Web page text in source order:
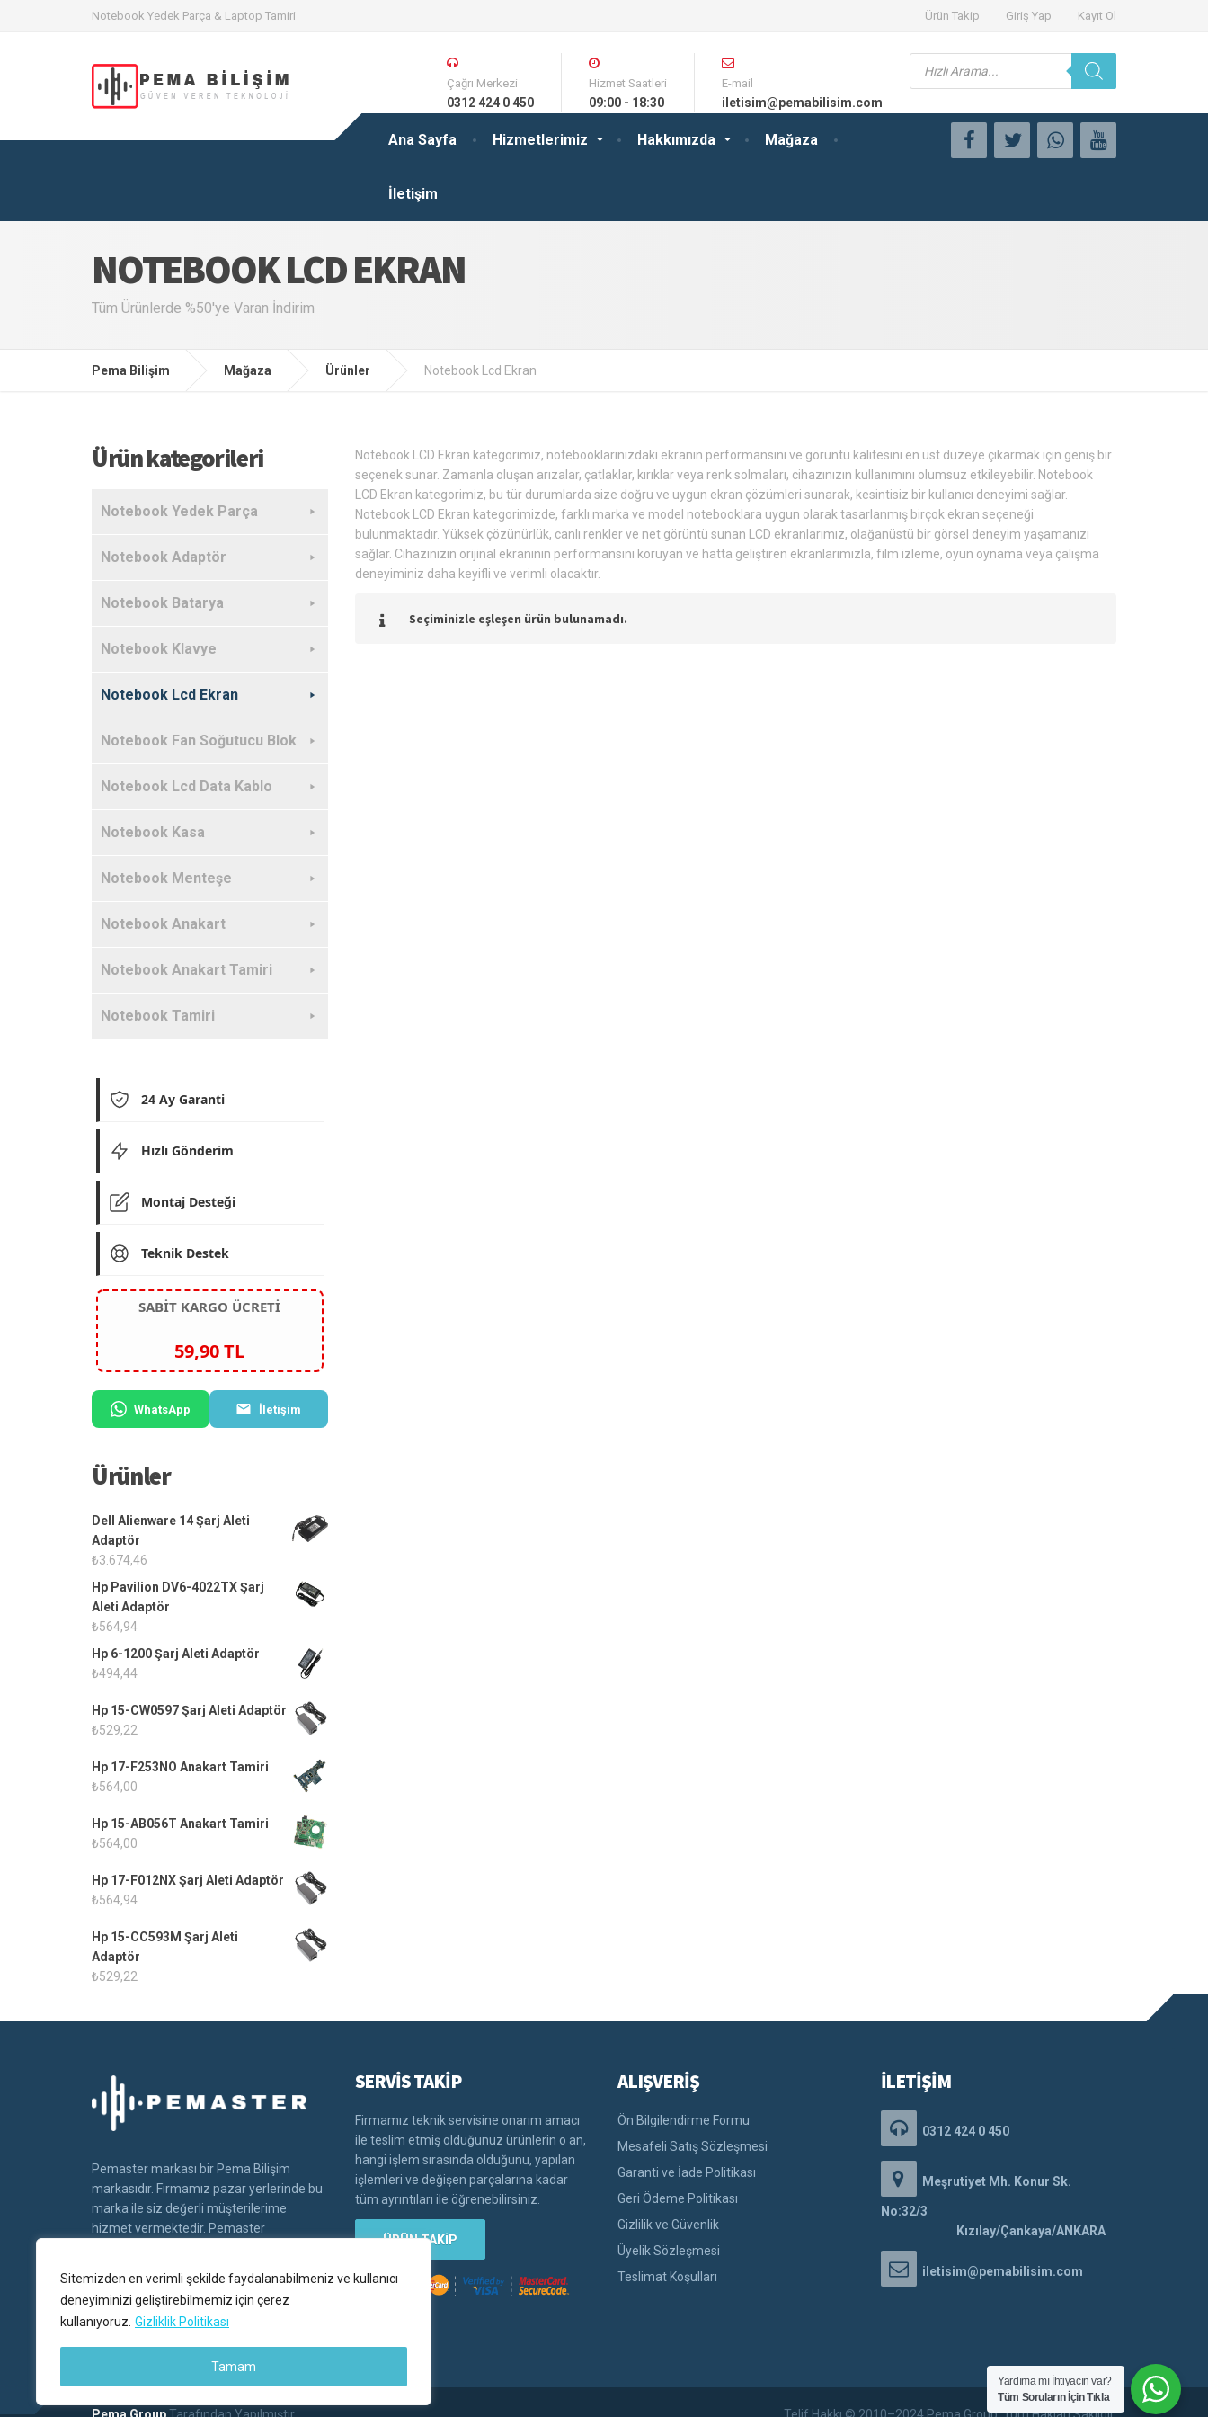
Sitemizden en verimli şekilde faydalanabilmeniz ve kullanıcı
deneyiminizi geliştirebilmemiz için çerez
kullanıyoruz. Gizliklik Politikası
Tamam
Notebook Yedek Parça & Laptop Tamiri Ürün Takip Giriş Yap Kayıt Ol
Ana Sayfa Hizmetlerimiz Hakkımızda Mağaza
İletişim
Çağrı Merkezi
0312 424 0 450
Hizmet Saatleri
09:00 - 18:30
E-mail
iletisim@pemabilisim.com
Products
search
NOTEBOOK LCD EKRAN
Tüm Ürünlerde %50'ye Varan İndirim
Pema Bilişim Mağaza Ürünler Notebook Lcd Ekran
Notebook LCD Ekran kategorimiz, notebooklarınızdaki ekranın performansını ve görüntü kalitesini en üst düzeye çıkarmak için geniş bir
seçenek sunar. Zamanla oluşan arızalar, çatlaklar, kırıklar veya renk solmaları, cihazınızın kullanımını olumsuz etkileyebilir. Notebook
LCD Ekran kategorimiz, bu tür durumlarda size doğru ve uygun ekran çözümleri sunarak, kesintisiz bir kullanıcı deneyimi sağlar.
Notebook LCD Ekran kategorimizde, farklı marka ve model notebooklara uygun olarak tasarlanmış birçok ekran seçeneği
bulunmaktadır. Yüksek çözünürlük, canlı renkler ve net görüntü sunan LCD ekranlarımız, olağanüstü bir görsel deneyim yaşamanızı
sağlar. Cihazınızın orijinal ekranının performansını koruyan ve hatta geliştiren ekranlarımızla, film izleme, oyun oynama veya çalışma
deneyiminiz daha keyifli ve verimli olacaktır.
Seçiminizle eşleşen ürün bulunamadı.
Ürün kategorileri
Notebook Yedek Parça
Notebook Adaptör
Notebook Batarya
Notebook Klavye
Notebook Lcd Ekran
Notebook Fan Soğutucu Blok
Notebook Lcd Data Kablo
Notebook Kasa
Notebook Menteşe
Notebook Anakart
Notebook Anakart Tamiri
Notebook Tamiri
24 Ay Garanti
Hızlı Gönderim
Montaj Desteği
Teknik Destek
SABİT KARGO ÜCRETİ
59,90 TL
WhatsApp İletişim
Ürünler
Dell Alienware 14 Şarj Aleti
Adaptör
₺3.674,46
Hp Pavilion DV6-4022TX Şarj
Aleti Adaptör
₺564,94
Hp 6-1200 Şarj Aleti Adaptör
₺494,44
Hp 15-CW0597 Şarj Aleti Adaptör
₺529,22
Hp 17-F253NO Anakart Tamiri
₺564,00
Hp 15-AB056T Anakart Tamiri
₺564,00
Hp 17-F012NX Şarj Aleti Adaptör
₺564,94
Hp 15-CC593M Şarj Aleti
Adaptör
₺529,22
Pemaster markası bir Pema Bilişim
markasıdır. Firmamız pazar yerlerinde bu
marka ile siz değerli müşterilerime
hizmet vermektedir. Pemaster
SERVİS TAKİP
Firmamız teknik servisine onarım amacı
ile teslim etmiş olduğunuz ürünlerin o an,
hangi işlem sırasında olduğunu, yapılan
işlemleri ve değişen parçalarına kadar
tüm ayrıntıları ile öğrenebilirsiniz.
ÜRÜN TAKİP
ALIŞVERİŞ
Ön Bilgilendirme Formu
Mesafeli Satış Sözleşmesi
Garanti ve İade Politikası
Geri Ödeme Politikası
Gizlilik ve Güvenlik
Üyelik Sözleşmesi
Teslimat Koşulları
İLETİŞİM
0312 424 0 450
Meşrutiyet Mh. Konur Sk.
No:32/3
Kızılay/Çankaya/ANKARA
iletisim@pemabilisim.com
Yardıma mı İhtiyacın var?
Tüm Soruların İçin Tıkla